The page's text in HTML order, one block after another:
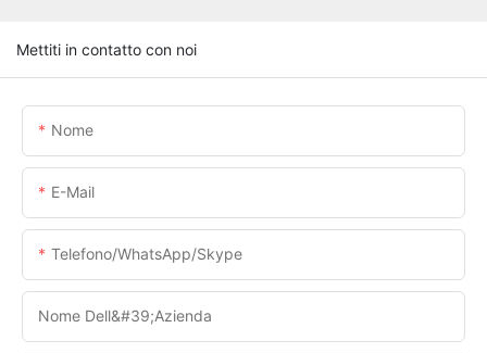
Mettiti in contatto con noi
Nome
E-Mail
Telefono/WhatsApp/Skype
Nome Dell&#39;azienda